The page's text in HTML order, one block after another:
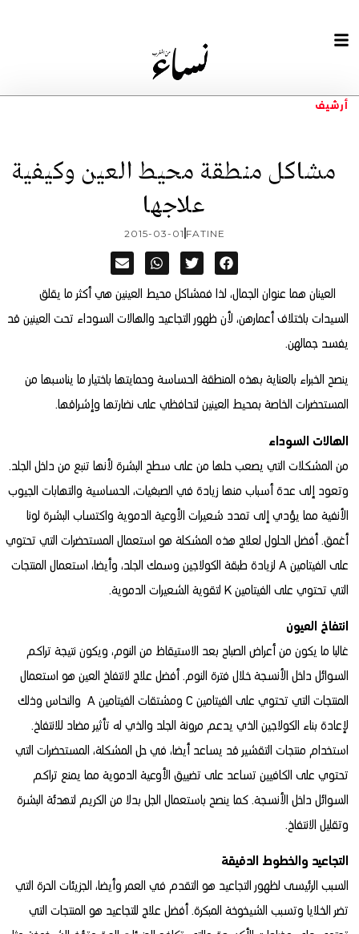
أرشيف
مشاكل منطقة محيط العين وكيفية
علاجها
FATINE
2015-03-01
العينان هما عنوان الجمال، لذا فمشاكل محيط العينين هي أكثر ما يقلق
السيدات باختلاف أعمارهن، لأن ظهور التجاعيد والهالات السوداء تحت العينين قد
يفسد جمالهن.
ينصح الخبراء بالعناية بهذه المنطقة الحساسة وحمايتها باختيار ما يناسبها من
المستحضرات الخاصة بمحيط العينين لتحافظي على نضارتها وإشراقها.
الهالات السوداء
من المشكلات التي يصعب حلها من على سطح البشرة لأنها تنبع من داخل الجلد.
وتعود إلى عدة أسباب منها زيادة في الصبغيات، الحساسية والتهابات الجيوب
الأنفية مما يؤدي إلى تمدد شعيرات الأوعية الدموية واكتساب البشرة لونا
أغمق. أفضل الحلول لعلاج هذه المشكلة هو استعمال المستحضرات التي تحتوي
على الفيتامين A لزيادة طبقة الكولاجين وسمك الجلد، وأيضا، استعمال المنتجات
التي تحتوي على الفيتامين K لتقوية الشعيرات الدموية.
انتفاخ العيون
غالبا ما يكون من أعراض الصباح بعد الاستيقاظ من النوم، ويكون نتيجة تراكم
السوائل داخل الأنسجة خلال فترة النوم. أفضل علاج لانتفاخ العين هو استعمال
المنتجات التي تحتوي على الفيتامين C ومشتقات الفيتامين A والنحاس وذلك
لإعادة بناء الكولاجين الذي يدعم مرونة الجلد والذي له تأثير مضاد للانتفاخ.
استخدام منتجات التقشير قد يساعد أيضا، في حل المشكلة، المستحضرات التي
تحتوي على الكافيين تساعد على تضييق الأوعية الدموية مما يمنع تراكم
السوائل داخل الأنسجة. كما ينصح باستعمال الجل بدلا من الكريم لتهدئة البشرة
وتقليل الانتفاخ.
التجاعيد والخطوط الدقيقة
السبب الرئيسى لظهور التجاعيد هو التقدم في العمر وأيضا، الجزيئات الحرة التي
تضر الخلايا وتسبب الشيخوخة المبكرة. أفضل علاج للتجاعيد هو المنتجات التي